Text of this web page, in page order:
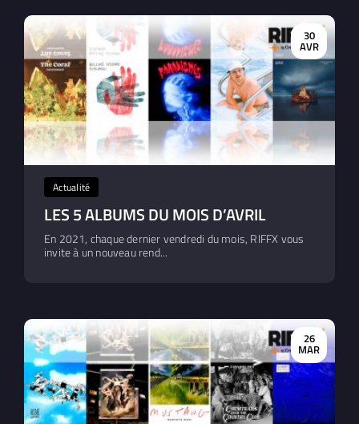
30
AVR
Actualité
LES 5 ALBUMS DU MOIS D’AVRIL
En 2021, chaque dernier vendredi du mois, RIFFX vous
invite à un nouveau rend...
26
MAR